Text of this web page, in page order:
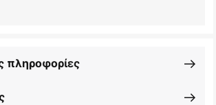
πληροφορίες